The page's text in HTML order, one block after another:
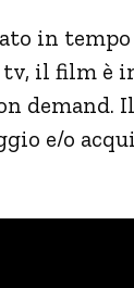
in
il film è
demand.
e/o